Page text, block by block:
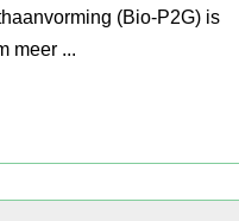
(Bio-P2G) is
meer ...